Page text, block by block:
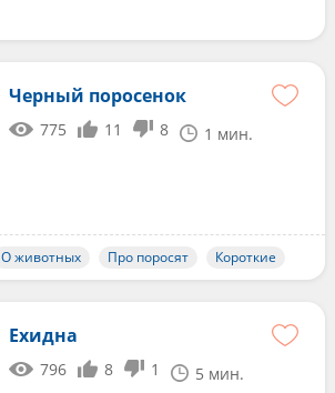
Черный поросенок
775 11 8 1 мин.
О животных Про поросят Короткие
Ехидна
796 8 1 5 мин.